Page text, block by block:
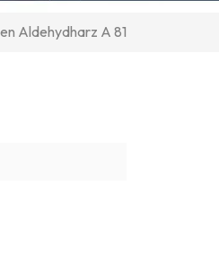
Aldehydharz A 81